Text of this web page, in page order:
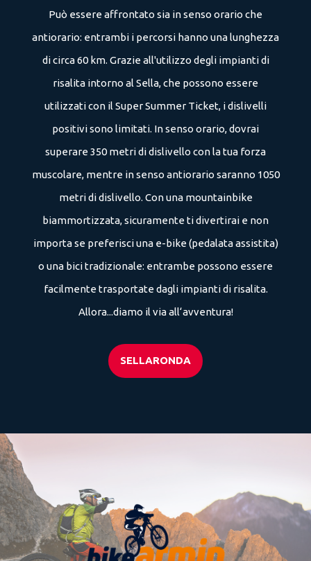
+39 351 371 9689
Può essere affrontato sia in senso orario che
antiorario: entrambi i percorsi hanno una lunghezza
di circa 60 km. Grazie all'utilizzo degli impianti di
risalita intorno al Sella, che possono essere
utilizzati con il Super Summer Ticket, i dislivelli
positivi sono limitati. In senso orario, dovrai
superare 350 metri di dislivello con la tua forza
muscolare, mentre in senso antiorario saranno 1050
metri di dislivello. Con una mountainbike
biammortizzata, sicuramente ti divertirai e non
importa se preferisci una e-bike (pedalata assistita)
o una bici tradizionale: entrambe possono essere
facilmente trasportate dagli impianti di risalita.
Allora...diamo il via all‘avventura!
SELLARONDA